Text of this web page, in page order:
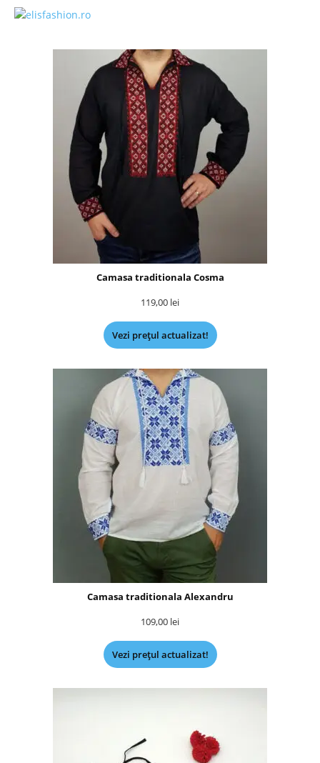
Camasa traditionala Cosma
119,00 lei
Vezi prețul actualizat!
Camasa traditionala Alexandru
109,00 lei
Vezi prețul actualizat!